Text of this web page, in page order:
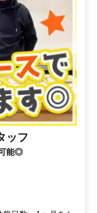
ッフ
能◎